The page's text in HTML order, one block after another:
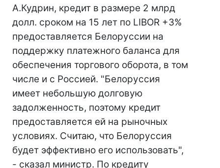
А.Кудрин, кредит в размере 2 млрд
долл. сроком на 15 лет по LIBOR +3%
предоставляется Белоруссии на
поддержку платежного баланса для
обеспечения торгового оборота, в том
числе и с Россией. "Белоруссия
имеет небольшую долговую
задолженность, поэтому кредит
предоставляется ей на рыночных
условиях. Считаю, что Белоруссия
будет эффективно его использовать",
- сказал министр. По кредиту